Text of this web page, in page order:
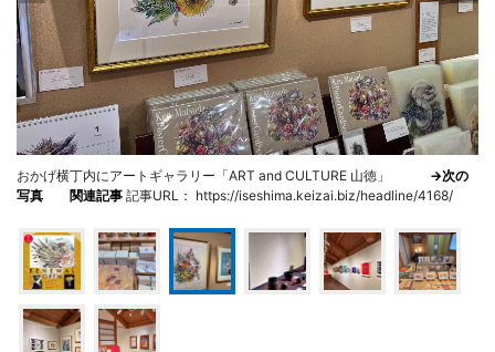
おかげ横丁内にアートギャラリー「ART and CULTURE 山徳」 →次の
写真
関連記事 記事URL： https://iseshima.keizai.biz/headline/4168/